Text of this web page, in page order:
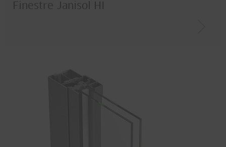
Finestre Janisol HI